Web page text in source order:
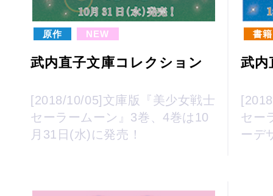
原作 NEW
武内直子文庫コレクション
[2018/10/05]文庫版『美少女戦士
セーラームーン』3巻、4巻は10
月31日(水)に発売！
書籍
武内
セー
ーデ